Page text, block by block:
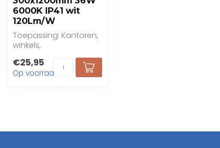
6000K IP41 wit
120Lm/W
Toepassing: Kantoren,
winkels,
gezondheidszorg,
onderwijs
€25,95
Op voorraad